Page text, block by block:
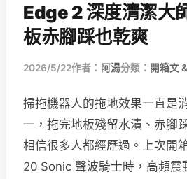
Edge 2 深度清潔大
板赤腳踩也乾爽
2026/5/22作者： 阿湯分類： 開箱文
掃拖機器人的拖地效果一直是
一，拖完地板殘留水漬、赤腳
相信很多人都經歷過。上次開
20 Sonic 聲波騎士時，高頻震